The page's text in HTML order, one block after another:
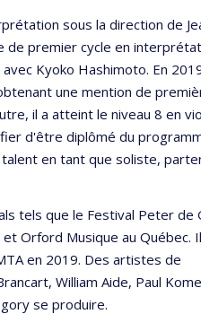
sous la direction de
de premier cycle en
Kyoko Hashimoto. En
une mention de
il a atteint le niveau 8 en
d'être diplômé du
en tant que soliste,
tels que le Festival Peter de
Orford Musique au Québec.
en 2019. Des artistes de
William Aide, Paul
se produire.